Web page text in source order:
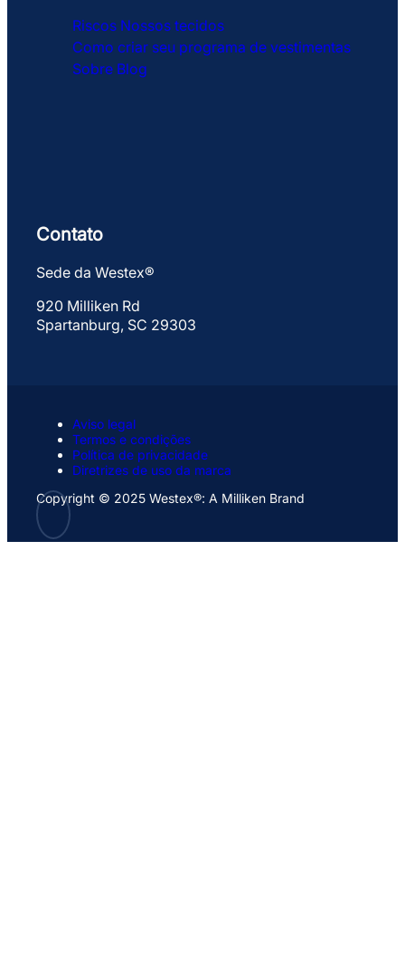
Riscos Nossos tecidos
Como criar seu programa de vestimentas
Sobre Blog
Contato
Sede da Westex®
920 Milliken Rd
Spartanburg, SC 29303
Aviso legal
Termos e condições
Política de privacidade
Diretrizes de uso da marca
Copyright © 2025 Westex®: A Milliken Brand